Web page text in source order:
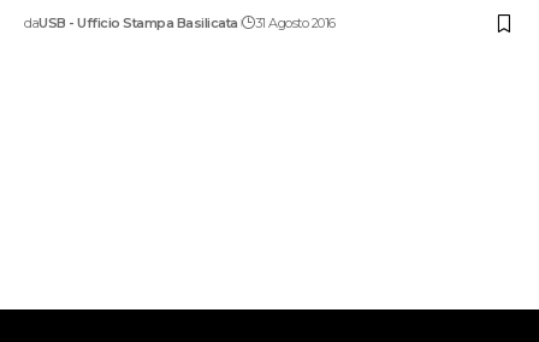
daUSB - Ufficio Stampa Basilicata 31 Agosto 2016